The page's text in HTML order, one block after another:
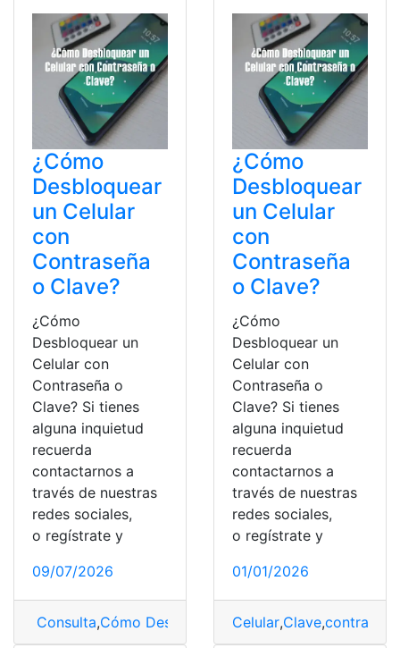
¿Cómo
Desbloquear
un Celular
con
Contraseña
o Clave?
¿Cómo
Desbloquear un
Celular con
Contraseña o
Clave? Si tienes
alguna inquietud
recuerda
contactarnos a
través de nuestras
redes sociales,
o regístrate y
09/07/2026
Consulta,Cómo Desbloquear un Celular,Desbloquear
¿Cómo
Desbloquear
un Celular
con
Contraseña
o Clave?
¿Cómo
Desbloquear un
Celular con
Contraseña o
Clave? Si tienes
alguna inquietud
recuerda
contactarnos a
través de nuestras
redes sociales,
o regístrate y
01/01/2026
Celular,Clave,contraseña